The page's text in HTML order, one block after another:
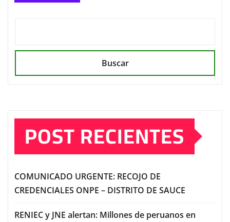
Buscar
POST RECIENTES
COMUNICADO URGENTE: RECOJO DE
CREDENCIALES ONPE – DISTRITO DE SAUCE
RENIEC y JNE alertan: Millones de peruanos en